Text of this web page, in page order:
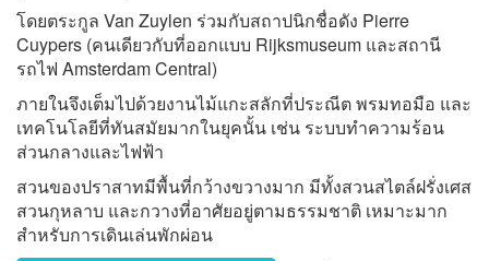
โดยตระกูล Van Zuylen ร่วมกับสถาปนิกชื่อดัง Pierre
Cuypers (คนเดียวกับที่ออกแบบ Rijksmuseum และสถานี
รถไฟ Amsterdam Central)
ภายในจึงเต็มไปด้วยงานไม้แกะสลักที่ประณีต พรมทอมือ และ
เทคโนโลยีที่ทันสมัยมากในยุคนั้น เช่น ระบบทำความร้อน
ส่วนกลางและไฟฟ้า
สวนของปราสาทมีพื้นที่กว้างขวางมาก มีทั้งสวนสไตล์ฝรั่งเศส
สวนกุหลาบ และกวางที่อาศัยอยู่ตามธรรมชาติ เหมาะมาก
สำหรับการเดินเล่นพักผ่อน